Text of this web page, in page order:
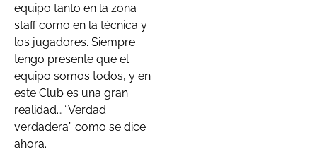
equipo tanto en la zona
staff como en la técnica y
los jugadores. Siempre
tengo presente que el
equipo somos todos, y en
este Club es una gran
realidad… “Verdad
verdadera” como se dice
ahora.